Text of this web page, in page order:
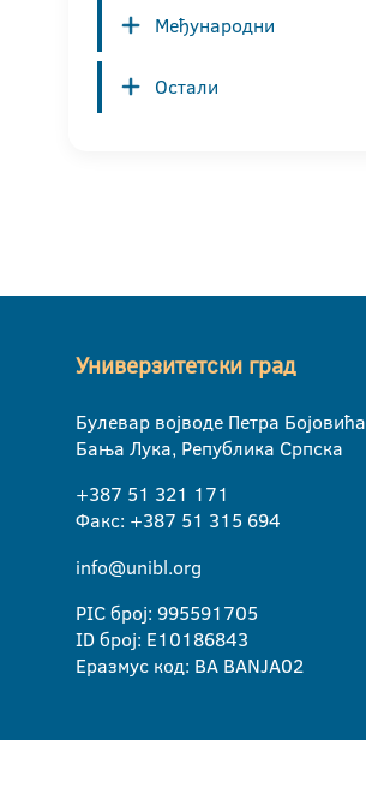
Међународни
Остали
Универзитетски град
Булевар војводе Петра Бојовића
Бања Лука, Република Српска
+387 51 321 171
Факс: +387 51 315 694
info@unibl.org
PIC број: 995591705
ID број: E10186843
Еразмус код: BA BANJA02